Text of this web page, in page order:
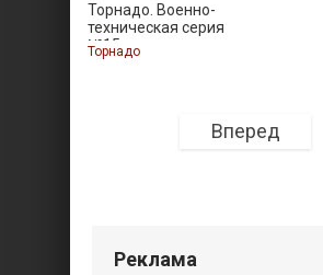
Торнадо. Военно-
техническая серия
№15.
Торнадо
Вперед
Реклама